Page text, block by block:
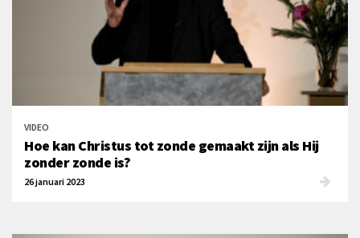
VIDEO
Hoe kan Christus tot zonde gemaakt zijn als Hij
zonder zonde is?
26 januari 2023